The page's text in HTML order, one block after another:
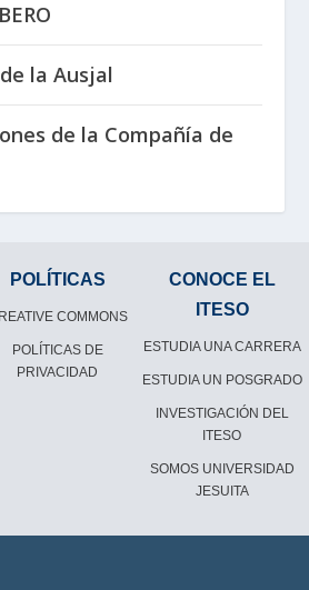
la Ausjal
de la Compañía de
POLÍTICAS
COMMONS
POLÍTICAS DE
PRIVACIDAD
CONOCE EL
ITESO
ESTUDIA UNA CARRERA
ESTUDIA UN POSGRADO
INVESTIGACIÓN DEL
ITESO
SOMOS UNIVERSIDAD
JESUITA